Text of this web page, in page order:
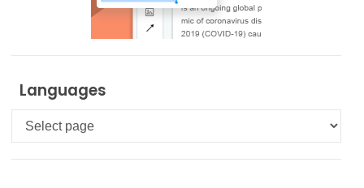
Languages
Languages